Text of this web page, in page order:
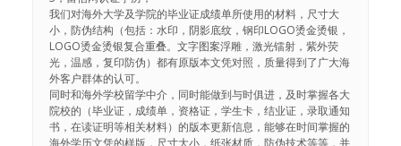
我们对海外大学及学院的毕业证成绩单所使用的材料，尺寸大
小，防伪结构（包括：水印，阴影底纹，钢印LOGO烫金烫银，
LOGO烫金烫银复合重叠。文字图案浮雕，激光镭射，紫外荧
光，温感，复印防伪）都有原版本文凭对照，质量得到了广大海
外客户群体的认可。
同时和海外学校留学中介，同时能做到与时俱进，及时掌握各大
院校的（毕业证，成绩单，资格证，学生卡，结业证，录取通知
书，在读证明等相关材料）的版本更新信息，能够在时间掌握的